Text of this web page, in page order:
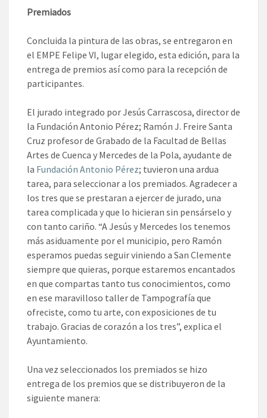
Premiados
Concluida la pintura de las obras, se entregaron en
el EMPE Felipe VI, lugar elegido, esta edición, para la
entrega de premios así como para la recepción de
participantes.
El jurado integrado por Jesús Carrascosa, director de
la Fundación Antonio Pérez; Ramón J. Freire Santa
Cruz profesor de Grabado de la Facultad de Bellas
Artes de Cuenca y Mercedes de la Pola, ayudante de
la Fundación Antonio Pérez; tuvieron una ardua
tarea, para seleccionar a los premiados. Agradecer a
los tres que se prestaran a ejercer de jurado, una
tarea complicada y que lo hicieran sin pensárselo y
con tanto cariño. “A Jesús y Mercedes los tenemos
más asiduamente por el municipio, pero Ramón
esperamos puedas seguir viniendo a San Clemente
siempre que quieras, porque estaremos encantados
en que compartas tanto tus conocimientos, como
en ese maravilloso taller de Tampografía que
ofreciste, como tu arte, con exposiciones de tu
trabajo. Gracias de corazón a los tres”, explica el
Ayuntamiento.
Una vez seleccionados los premiados se hizo
entrega de los premios que se distribuyeron de la
siguiente manera: